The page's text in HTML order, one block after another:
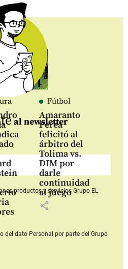
Fútbol
Amaranto
Perea
felicitó al
árbitro del
Tolima vs.
DIM por
darle
continuidad
al juego
share
al newsletter
productos y serviciosGrupo EL
del dato Personal por parte del Grupo